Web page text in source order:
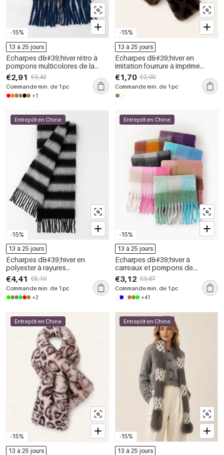
-15%
13 à 25 jours
Écharpes d&#39;hiver rétro à
pompons multicolores de la
série Simple
€2,91 €3,42
Commande min. de 1 pc
+1
-15%
13 à 25 jours
Écharpes d&#39;hiver en
imitation fourrure à imprimé
léopard rétro de la série Simple
€1,70 €2,00
Commande min. de 1 pc
-15%
Entrepôt en Chine
13 à 25 jours
Écharpes d&#39;hiver en
polyester à rayures
quotidiennes et pompons,
coloris assortis, collection
Simple Series.
€4,41 €5,19
Commande min. de 1 pc
+2
-15%
Entrepôt en Chine
13 à 25 jours
Écharpes d&#39;hiver à
carreaux et pompons de
couleur assortie, collection
Simple Series Daily,
€3,12 €3,67
Commande min. de 1 pc
+41
-15%
Entrepôt en Chine
13 à 25 jours
-15%
Entrepôt en Chine
13 à 25 jours